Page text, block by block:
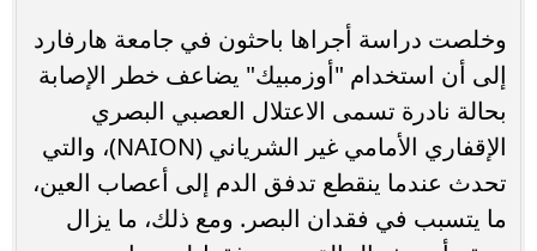
وخلصت دراسة أجراها باحثون في جامعة هارفارد
إلى أن استخدام "أوزمبيك" يضاعف خطر الإصابة
بحالة نادرة تسمى الاعتلال العصبي البصري
الإقفاري الأمامي غير الشرياني (NAION)، والتي
تحدث عندما ينقطع تدفق الدم إلى أعصاب العين،
ما يتسبب في فقدان البصر. ومع ذلك، ما يزال